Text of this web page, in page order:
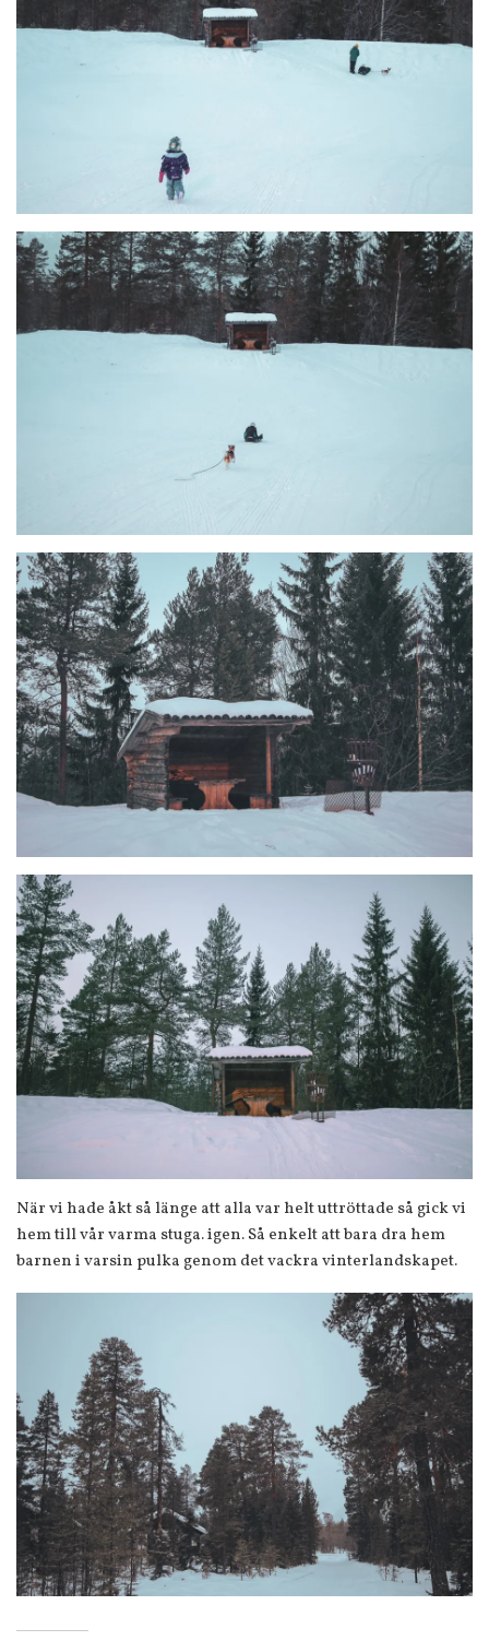
När vi hade åkt så länge att alla var helt uttröttade så gick vi
hem till vår varma stuga. igen. Så enkelt att bara dra hem
barnen i varsin pulka genom det vackra vinterlandskapet.